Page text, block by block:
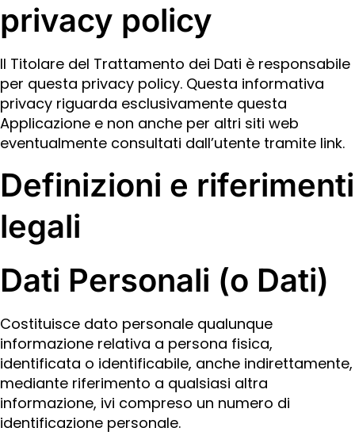
privacy policy
Il Titolare del Trattamento dei Dati è responsabile
per questa privacy policy. Questa informativa
privacy riguarda esclusivamente questa
Applicazione e non anche per altri siti web
eventualmente consultati dall’utente tramite link.
Definizioni e riferimenti
legali
Dati Personali (o Dati)
Costituisce dato personale qualunque
informazione relativa a persona fisica,
identificata o identificabile, anche indirettamente,
mediante riferimento a qualsiasi altra
informazione, ivi compreso un numero di
identificazione personale.